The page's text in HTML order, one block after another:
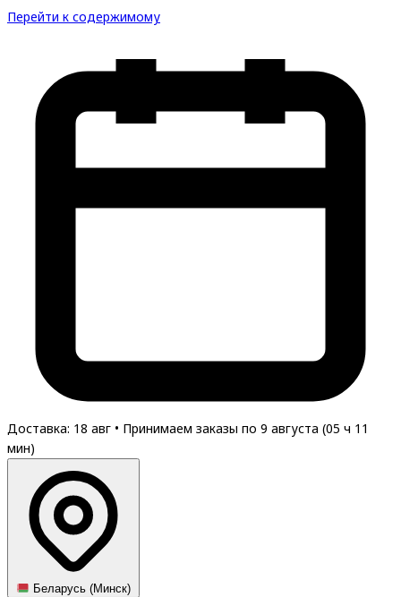
Перейти к содержимому
Доставка: 18 авг • Принимаем заказы по 9 августа (05 ч 11
мин)
Беларусь (Минск)